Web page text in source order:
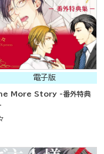
電子版
More Story -番外特典